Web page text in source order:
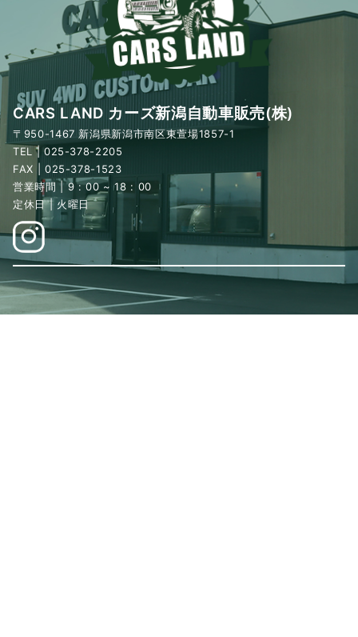
CARS LAND カーズ新潟自動車販売(株)
〒950-1467 新潟県新潟市南区東萱場1857-1
TEL | 025-378-2205
FAX | 025-378-1523
営業時間 | 9 : 00 ~ 18 : 00
定休日 | 火曜日